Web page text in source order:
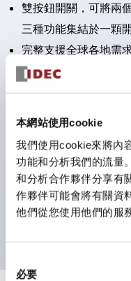
本網站使用cookie
我們使用cookie來將內
功能和分析我們的流量
和分析合作夥伴分享有
作夥伴可能會將有關資
他們從您使用他們的服
必要
雙按鈕開關，可將兩
三種功能集結於一顆開
完整支援全球各地需
一顆 LED 燈泡即可
需分色管理的 LED
可清楚辨識正方平頭
燈時的顏色識別。
符合 ISO 3864-4 安
顏色表現更明確鮮明